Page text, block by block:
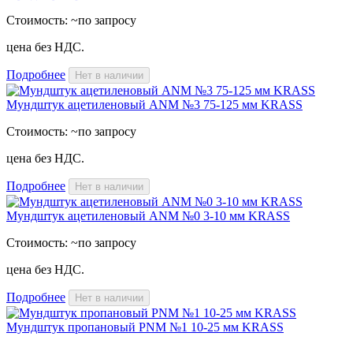
Стоимость: ~по запросу
цена без НДС.
Подробнее Нет в наличии
Мундштук ацетиленовый ANM №3 75-125 мм KRASS
Стоимость: ~по запросу
цена без НДС.
Подробнее Нет в наличии
Мундштук ацетиленовый ANM №0 3-10 мм KRASS
Стоимость: ~по запросу
цена без НДС.
Подробнее Нет в наличии
Мундштук пропановый PNM №1 10-25 мм KRASS